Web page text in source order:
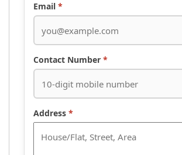
Email *
Contact Number *
Address *